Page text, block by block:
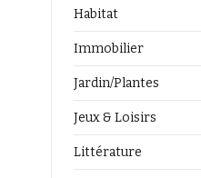
Habitat
Immobilier
Jardin/Plantes
Jeux & Loisirs
Littérature